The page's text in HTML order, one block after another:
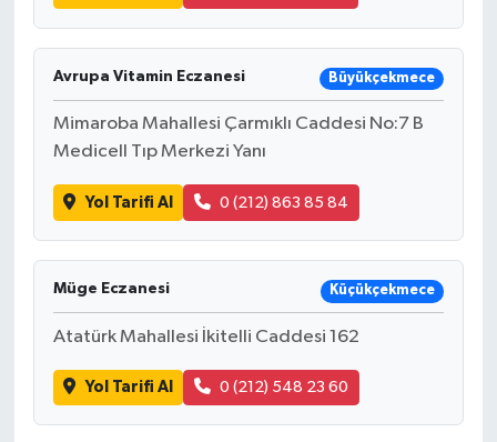
Avrupa Vitamin Eczanesi Büyükçekmece
Mimaroba Mahallesi Çarmıklı Caddesi No:7 B
Medicell Tıp Merkezi Yanı
Yol Tarifi Al 0 (212) 863 85 84
Müge Eczanesi Küçükçekmece
Atatürk Mahallesi İkitelli Caddesi 162
Yol Tarifi Al 0 (212) 548 23 60